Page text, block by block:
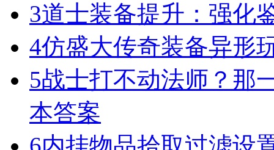
3道士装备提升：强化
4仿盛大传奇装备异形
5战士打不动法师？那
本答案